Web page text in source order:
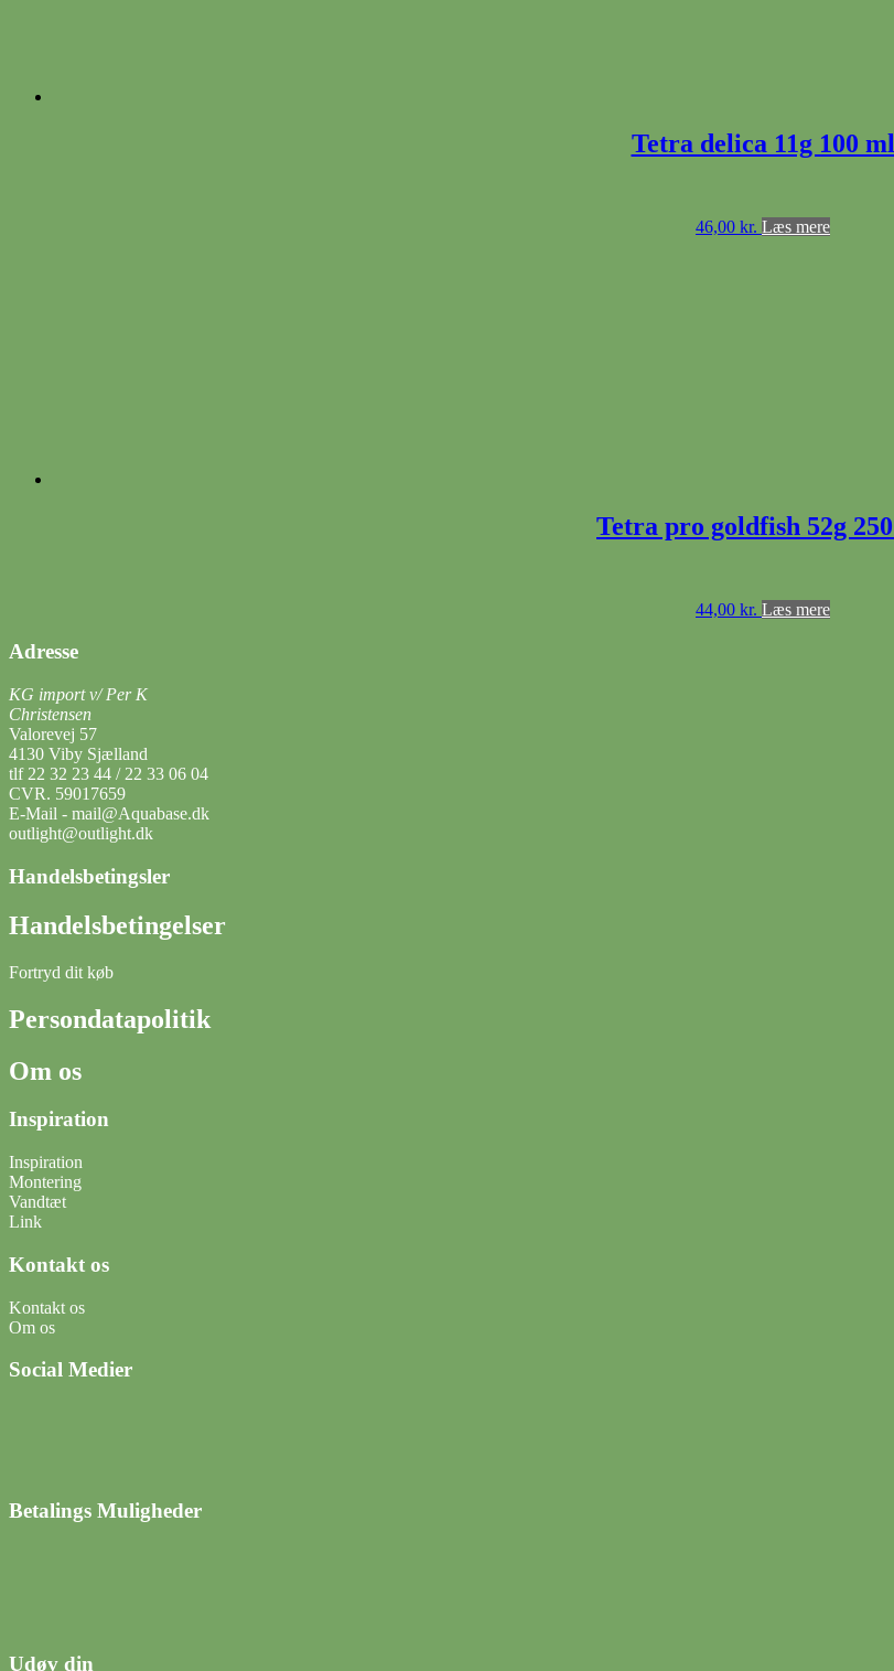
Tetra delica 11g 100 ml
46,00 kr. Læs mere
Tetra pro goldfish 52g
44,00 kr. Læs mere
Adresse
KG import v/ Per K
Christensen
Valorevej 57
4130 Viby Sjælland
tlf 22 32 23 44 / 22 33 06 04
CVR. 59017659
E-Mail - mail@Aquabase.dk
outlight@outlight.dk
Handelsbetingsler
Handelsbetingelser
Fortryd dit køb
Persondatapolitik
Om os
Inspiration
Inspiration
Montering
Vandtæt
Link
Kontakt os
Kontakt os
Om os
Social Medier
Betalings Muligheder
Udøv din